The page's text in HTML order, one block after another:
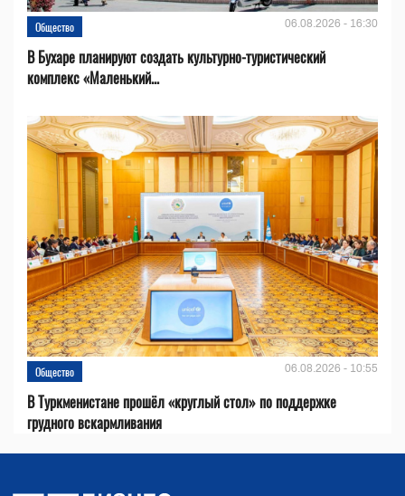
Общество 06.08.2026 - 16:30
В Бухаре планируют создать культурно-туристический
комплекс «Маленький...
Общество 06.08.2026 - 10:55
В Туркменистане прошёл «круглый стол» по поддержке
грудного вскармливания